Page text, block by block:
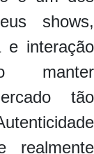
shows,
e interação
manter
tão
realmente